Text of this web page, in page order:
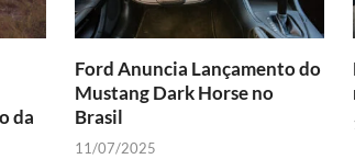
da
Ford Anuncia Lançamento do
Mustang Dark Horse no
Brasil
11/07/2025